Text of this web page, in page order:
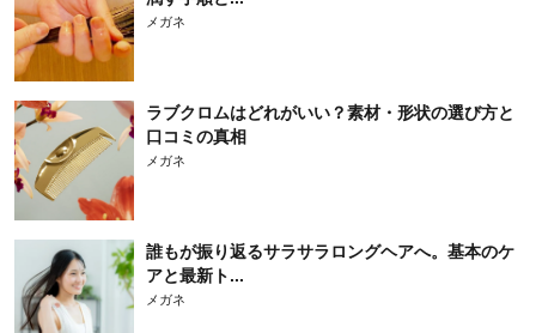
メガネ
ラブクロムはどれがいい？素材・形状の選び方と
口コミの真相
メガネ
誰もが振り返るサラサラロングヘアへ。基本のケ
アと最新ト...
メガネ